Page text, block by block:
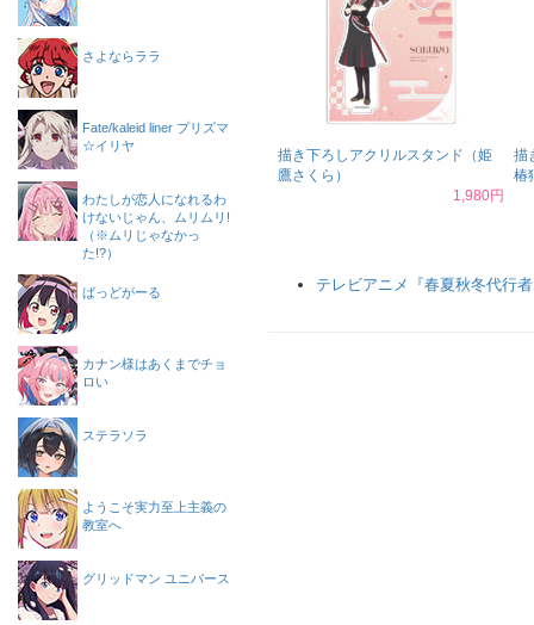
描き下ろしアクリルスタンド（姫
鷹さくら）
1,980円
描
椿
テレビアニメ『春夏秋冬代行
さよならララ
Fate/kaleid liner プリズマ
☆イリヤ
わたしが恋人になれるわ
けないじゃん、ムリムリ!
（※ムリじゃなかっ
た!?）
ばっどがーる
カナン様はあくまでチョ
ロい
ステラソラ
ようこそ実力至上主義の
教室へ
グリッドマン ユニバース